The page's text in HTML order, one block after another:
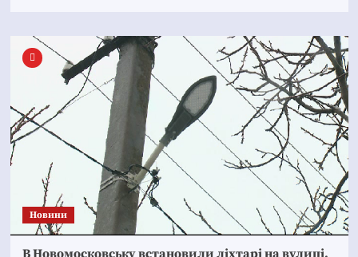
Новини
В Новомосковську встановили ліхтарі на вулиці,